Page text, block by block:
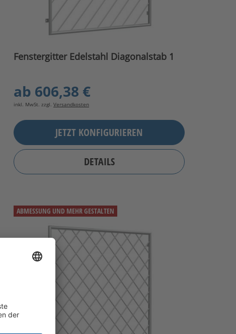
Fenstergitter Edelstahl Diagonalstab 1
ab 606,38 €
inkl. MwSt. zzgl. Versandkosten
JETZT KONFIGURIEREN
DETAILS
ABMESSUNG UND MEHR GESTALTEN